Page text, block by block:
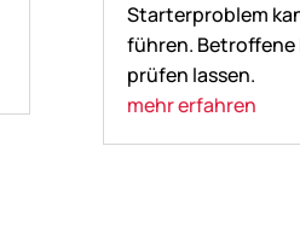
Starterproblem
führen.
prüfen lassen.
mehr erfahren